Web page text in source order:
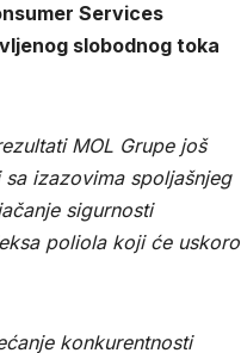
Services
slobodnog toka
MOL Grupe još
izazovima spoljašnjeg
sigurnosti
poliola koji će uskoro
konkurentnosti